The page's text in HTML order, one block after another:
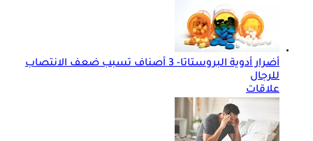
أضرار أدوية البروستاتا- 3 أصناف تسبب ضعف الانتصاب
للرجال
علاقات